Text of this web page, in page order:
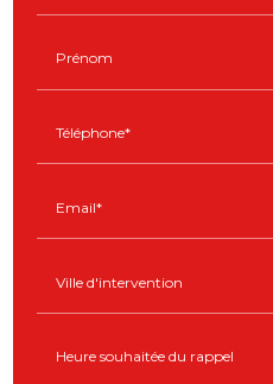
Prénom
Téléphone*
Email*
Ville d'intervention
Heure souhaitée du rappel